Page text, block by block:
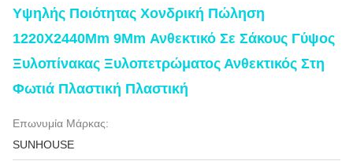
Υψηλής Ποιότητας Χονδρική Πώληση
1220X2440Mm 9Mm Ανθεκτικό Σε Σάκους Γύψος
Ξυλοπίνακας Ξυλοπετρώματος Ανθεκτικός Στη
Φωτιά Πλαστική Πλαστική
Επωνυμία Μάρκας:
SUNHOUSE